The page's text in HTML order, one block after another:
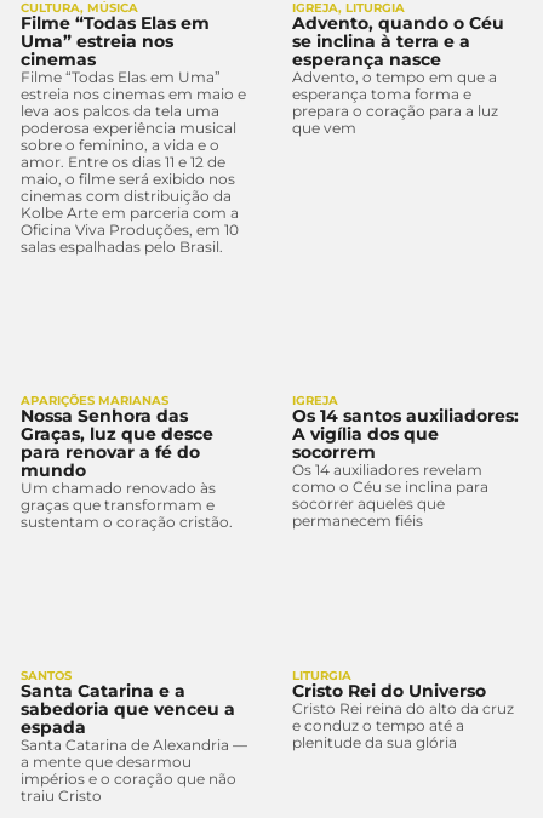
CULTURA, MÚSICA
Filme “Todas Elas em
Uma” estreia nos
cinemas
Filme “Todas Elas em Uma”
estreia nos cinemas em maio e
leva aos palcos da tela uma
poderosa experiência musical
sobre o feminino, a vida e o
amor. Entre os dias 11 e 12 de
maio, o filme será exibido nos
cinemas com distribuição da
Kolbe Arte em parceria com a
Oficina Viva Produções, em 10
salas espalhadas pelo Brasil.
IGREJA, LITURGIA
Advento, quando o Céu
se inclina à terra e a
esperança nasce
Advento, o tempo em que a
esperança toma forma e
prepara o coração para a luz
que vem
APARIÇÕES MARIANAS
Nossa Senhora das
Graças, luz que desce
para renovar a fé do
mundo
Um chamado renovado às
graças que transformam e
sustentam o coração cristão.
IGREJA
Os 14 santos auxiliadores:
A vigília dos que
socorrem
Os 14 auxiliadores revelam
como o Céu se inclina para
socorrer aqueles que
permanecem fiéis
SANTOS
Santa Catarina e a
sabedoria que venceu a
espada
Santa Catarina de Alexandria —
a mente que desarmou
impérios e o coração que não
traiu Cristo
LITURGIA
Cristo Rei do Universo
Cristo Rei reina do alto da cruz
e conduz o tempo até a
plenitude da sua glória